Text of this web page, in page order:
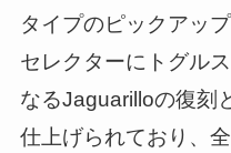
タイプのピックアッ
セレクターにトグル
なるJaguarilloの復刻
仕上げられており、